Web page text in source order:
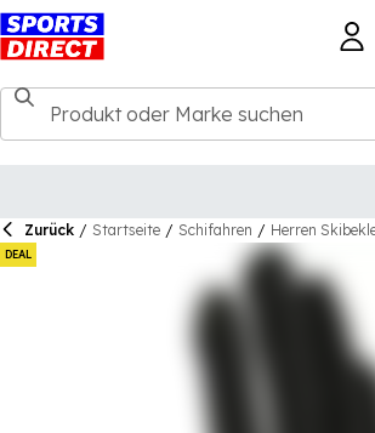
Zurück / Startseite / Schifahren / Herren
DEAL